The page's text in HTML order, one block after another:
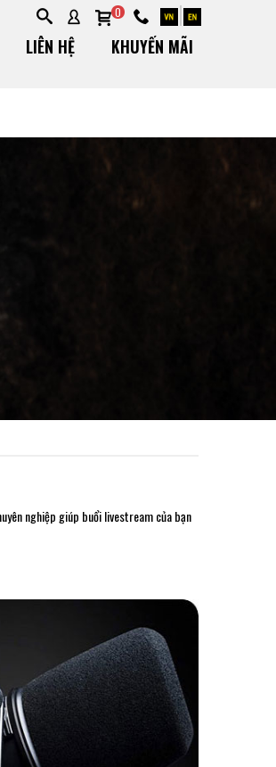
0
LIÊN HỆ KHUYẾN MÃI
nghiệp giúp buổi livestream của bạn